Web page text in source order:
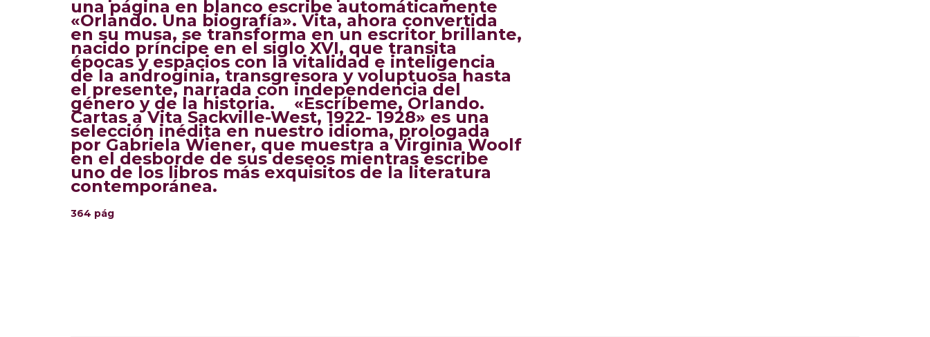
una página en blanco escribe automáticamente
«Orlando. Una biografía». Vita, ahora convertida
en su musa, se transforma en un escritor brillante,
nacido príncipe en el siglo XVI, que transita
épocas y espacios con la vitalidad e inteligencia
de la androginia, transgresora y voluptuosa hasta
el presente, narrada con independencia del
género y de la historia. «Escríbeme, Orlando.
Cartas a Vita Sackville-West, 1922- 1928» es una
selección inédita en nuestro idioma, prologada
por Gabriela Wiener, que muestra a Virginia Woolf
en el desborde de sus deseos mientras escribe
uno de los libros más exquisitos de la literatura
contemporánea.
364 pág